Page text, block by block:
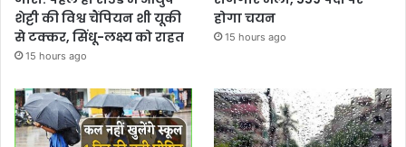
शेट्टी की विश्व चैंपियन शी यूकी
से टक्कर, सिंधू-लक्ष्य को राहत
15 hours ago
होगा चयन
15 hours ago